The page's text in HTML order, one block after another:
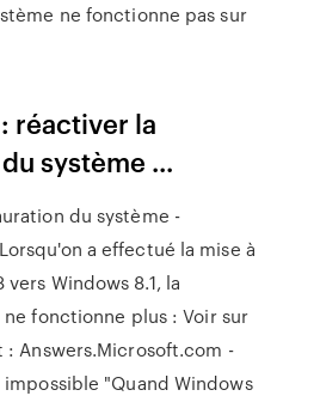
ne fonctionne pas sur
réactiver la
système ...
du système -
a effectué la mise à
Windows 8.1, la
fonctionne plus : Voir sur
Answers.Microsoft.com -
"Quand Windows